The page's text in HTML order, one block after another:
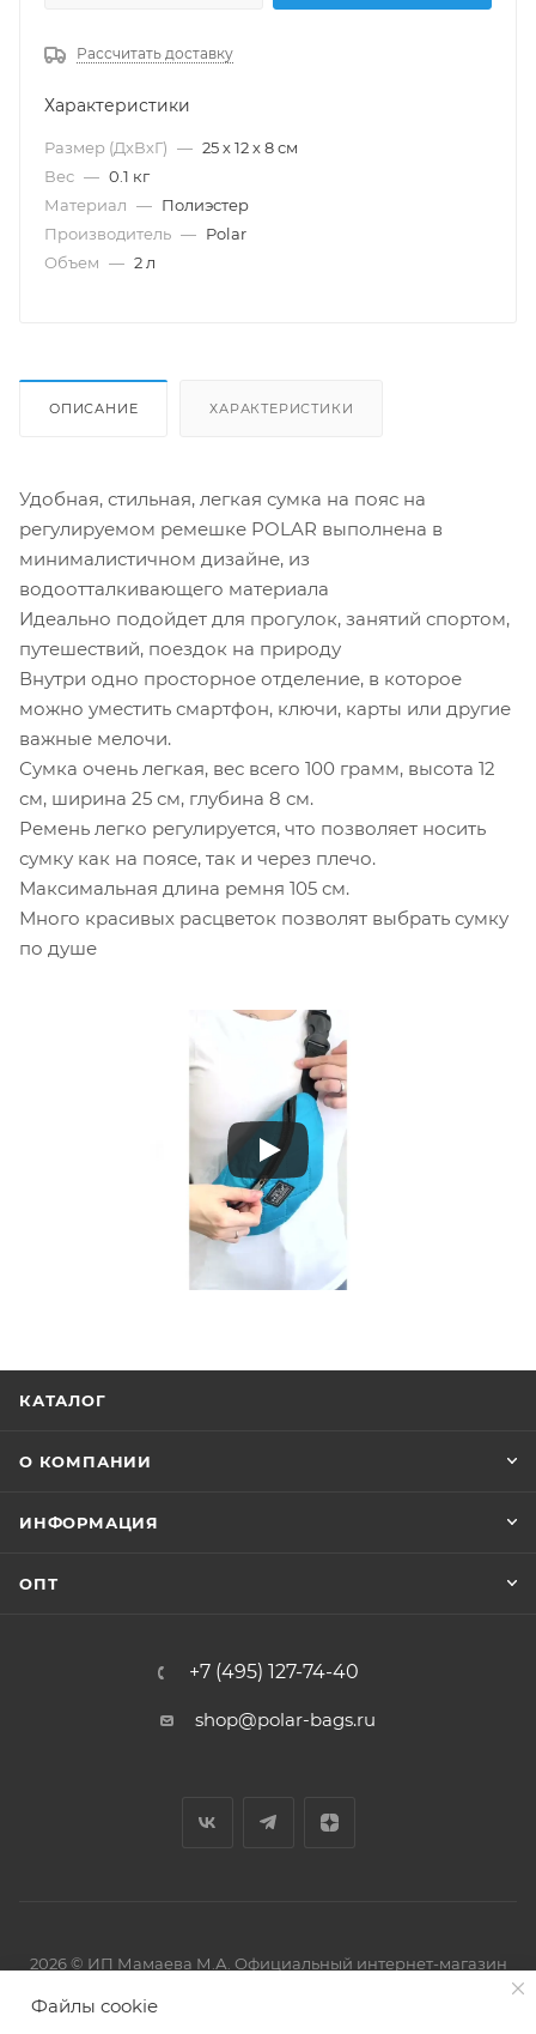
Рассчитать доставку
Характеристики
Размер (ДхВхГ) — 25 х 12 х 8 см
Вес — 0.1 кг
Материал — Полиэстер
Производитель — Polar
Объем — 2 л
ОПИСАНИЕ ХАРАКТЕРИСТИКИ
Удобная, стильная, легкая сумка на пояс на
регулируемом ремешке POLAR выполнена в
минималистичном дизайне, из
водоотталкивающего материала
Идеально подойдет для прогулок, занятий спортом,
путешествий, поездок на природу
Внутри одно просторное отделение, в которое
можно уместить смартфон, ключи, карты или другие
важные мелочи.
Сумка очень легкая, вес всего 100 грамм, высота 12
см, ширина 25 см, глубина 8 см.
Ремень легко регулируется, что позволяет носить
сумку как на поясе, так и через плечо.
Максимальная длина ремня 105 см.
Много красивых расцветок позволят выбрать сумку
по душе
КАТАЛОГ
О КОМПАНИИ
ИНФОРМАЦИЯ
ОПТ
+7 (495) 127-74-40
shop@polar-bags.ru
2026 © ИП Мамаева М.А. Официальный интернет-магазин
Файлы cookie